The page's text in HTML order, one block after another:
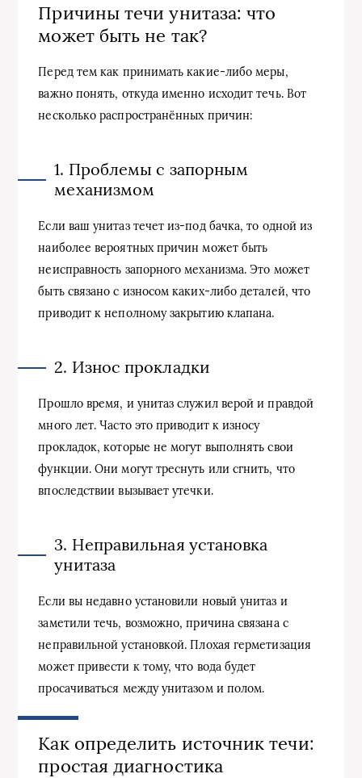
Причины течи унитаза: что
может быть не так?
Перед тем как принимать какие-либо меры,
важно понять, откуда именно исходит течь. Вот
несколько распространённых причин:
1. Проблемы с запорным
механизмом
Если ваш унитаз течет из-под бачка, то одной из
наиболее вероятных причин может быть
неисправность запорного механизма. Это может
быть связано с износом каких-либо деталей, что
приводит к неполному закрытию клапана.
2. Износ прокладки
Прошло время, и унитаз служил верой и правдой
много лет. Часто это приводит к износу
прокладок, которые не могут выполнять свои
функции. Они могут треснуть или сгнить, что
впоследствии вызывает утечки.
3. Неправильная установка
унитаза
Если вы недавно установили новый унитаз и
заметили течь, возможно, причина связана с
неправильной установкой. Плохая герметизация
может привести к тому, что вода будет
просачиваться между унитазом и полом.
Как определить источник течи:
простая диагностика